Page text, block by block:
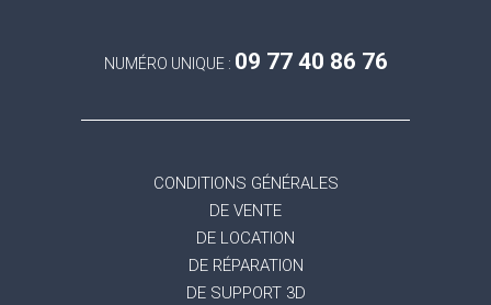
NUMÉRO UNIQUE : 09 77 40 86 76
CONDITIONS GÉNÉRALES
DE VENTE
DE LOCATION
DE RÉPARATION
DE SUPPORT 3D